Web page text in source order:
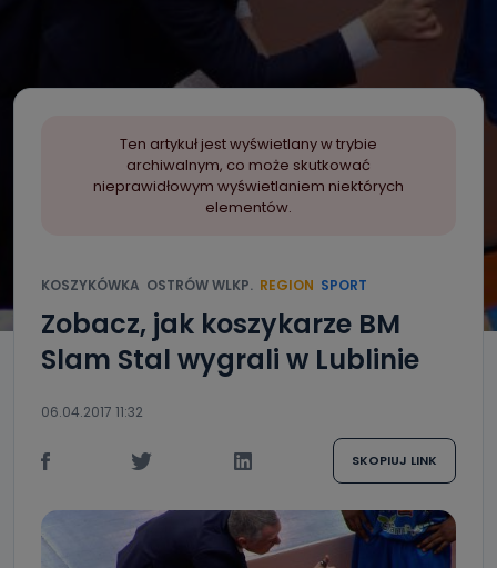
Ten artykuł jest wyświetlany w trybie
archiwalnym, co może skutkować
nieprawidłowym wyświetlaniem niektórych
elementów.
KOSZYKÓWKA OSTRÓW WLKP. REGION SPORT
Zobacz, jak koszykarze BM
Slam Stal wygrali w Lublinie
06.04.2017 11:32
SKOPIUJ LINK